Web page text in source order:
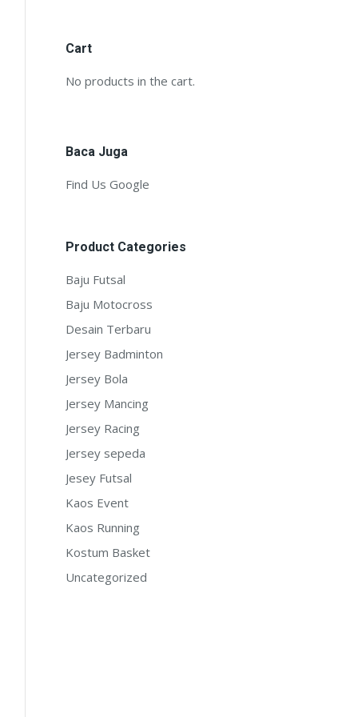
Cart
No products in the cart.
Baca Juga
Find Us Google
Product Categories
Baju Futsal
Baju Motocross
Desain Terbaru
Jersey Badminton
Jersey Bola
Jersey Mancing
Jersey Racing
Jersey sepeda
Jesey Futsal
Kaos Event
Kaos Running
Kostum Basket
Uncategorized